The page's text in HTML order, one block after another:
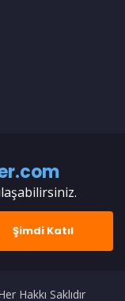
Şimdi Katıl
Hakkı Saklıdır